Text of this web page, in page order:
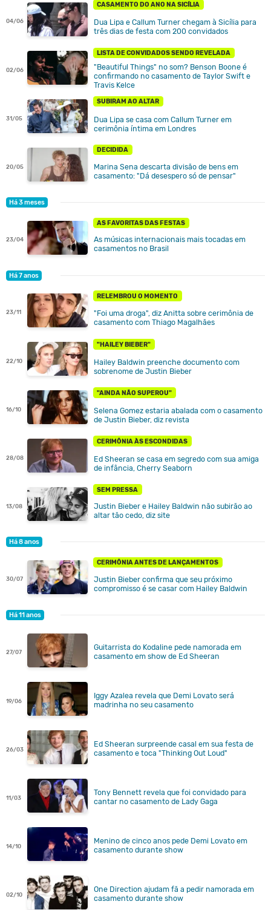
04/06
CASAMENTO DO ANO NA SICÍLIA
Dua Lipa e Callum Turner chegam à Sicília para
três dias de festa com 200 convidados
02/06
LISTA DE CONVIDADOS SENDO REVELADA
"Beautiful Things" no som? Benson Boone é
confirmando no casamento de Taylor Swift e
Travis Kelce
31/05
SUBIRAM AO ALTAR
Dua Lipa se casa com Callum Turner em
cerimônia íntima em Londres
20/05
DECIDIDA
Marina Sena descarta divisão de bens em
casamento: "Dá desespero só de pensar"
Há 3 meses
23/04
AS FAVORITAS DAS FESTAS
As músicas internacionais mais tocadas em
casamentos no Brasil
Há 7 anos
23/11
RELEMBROU O MOMENTO
"Foi uma droga", diz Anitta sobre cerimônia de
casamento com Thiago Magalhães
22/10
"HAILEY BIEBER"
Hailey Baldwin preenche documento com
sobrenome de Justin Bieber
16/10
"AINDA NÃO SUPEROU"
Selena Gomez estaria abalada com o casamento
de Justin Bieber, diz revista
28/08
CERIMÔNIA ÀS ESCONDIDAS
Ed Sheeran se casa em segredo com sua amiga
de infância, Cherry Seaborn
13/08
SEM PRESSA
Justin Bieber e Hailey Baldwin não subirão ao
altar tão cedo, diz site
Há 8 anos
30/07
CERIMÔNIA ANTES DE LANÇAMENTOS
Justin Bieber confirma que seu próximo
compromisso é se casar com Hailey Baldwin
Há 11 anos
27/07
Guitarrista do Kodaline pede namorada em
casamento em show de Ed Sheeran
19/06
Iggy Azalea revela que Demi Lovato será
madrinha no seu casamento
26/03
Ed Sheeran surpreende casal em sua festa de
casamento e toca "Thinking Out Loud"
11/03
Tony Bennett revela que foi convidado para
cantar no casamento de Lady Gaga
14/10
Menino de cinco anos pede Demi Lovato em
casamento durante show
02/10
One Direction ajudam fã a pedir namorada em
casamento durante show